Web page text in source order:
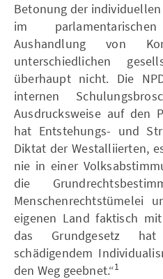
Betonung der
im
Aushandlung von
unterschiedlichen
überhaupt nicht. Die
internen
Ausdrucksweise auf den
hat Entstehungs- und
Diktat der Westalliierten,
nie in einer
die
Menschenrechtstümelei
eigenen Land faktisch
das Grundgesetz
schädigendem
den Weg geebnet.“1